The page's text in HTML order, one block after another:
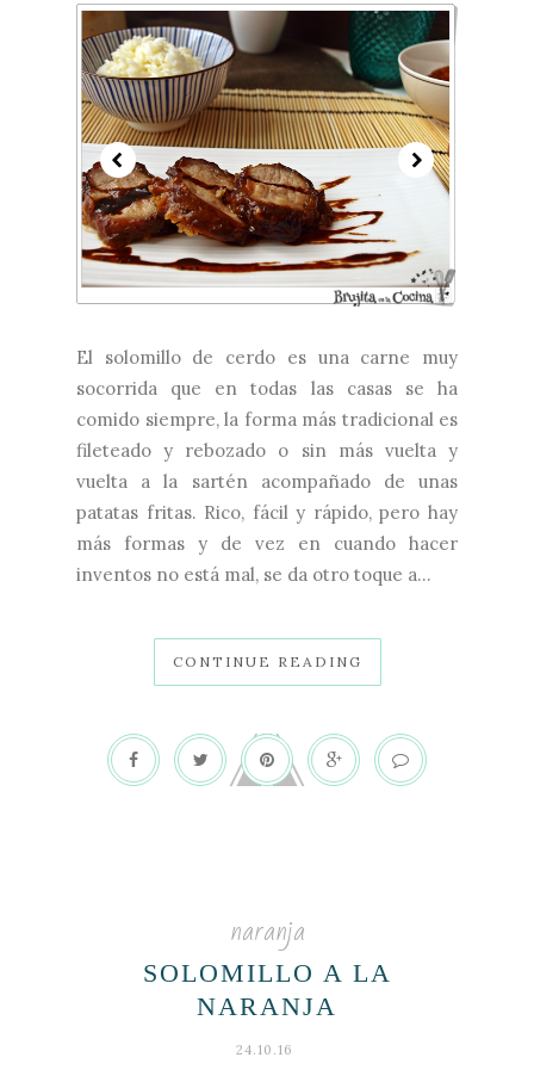
El solomillo de cerdo es una carne muy
socorrida que en todas las casas se ha
comido siempre, la forma más tradicional es
fileteado y rebozado o sin más vuelta y
vuelta a la sartén acompañado de unas
patatas fritas. Rico, fácil y rápido, pero hay
más formas y de vez en cuando hacer
inventos no está mal, se da otro toque a...
CONTINUE READING
naranja
SOLOMILLO A LA
NARANJA
24.10.16